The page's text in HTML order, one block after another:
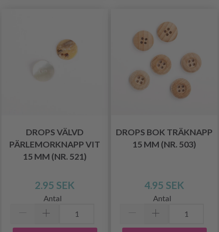
DROPS VÄLVD
PÄRLEMORKNAPP VIT
15 MM (NR. 521)
2.95 SEK
Antal
DROPS BOK TRÄKNAPP
15 MM (NR. 503)
4.95 SEK
Antal